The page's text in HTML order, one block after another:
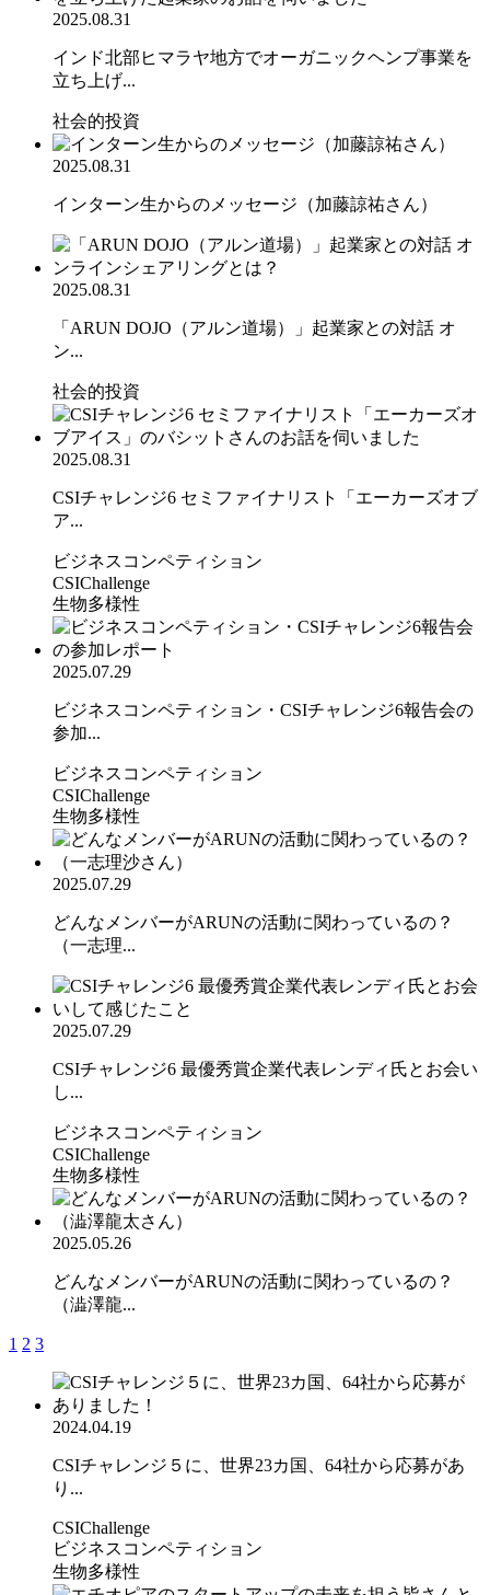
2025.08.31
インド北部ヒマラヤ地方でオーガニックヘンプ事業を
立ち上げ...
社会的投資
2025.08.31
インターン生からのメッセージ（加藤諒祐さん）
2025.08.31
「ARUN DOJO（アルン道場）」起業家との対話 オ
ン...
社会的投資
2025.08.31
CSIチャレンジ6 セミファイナリスト「エーカーズオブ
ア...
ビジネスコンペティション
CSIChallenge
生物多様性
2025.07.29
ビジネスコンペティション・CSIチャレンジ6報告会の
参加...
ビジネスコンペティション
CSIChallenge
生物多様性
2025.07.29
どんなメンバーがARUNの活動に関わっているの？
（一志理...
2025.07.29
CSIチャレンジ6 最優秀賞企業代表レンディ氏とお会い
し...
ビジネスコンペティション
CSIChallenge
生物多様性
2025.05.26
どんなメンバーがARUNの活動に関わっているの？
（澁澤龍...
1 2 3
2024.04.19
CSIチャレンジ５に、世界23カ国、64社から応募があ
り...
CSIChallenge
ビジネスコンペティション
生物多様性